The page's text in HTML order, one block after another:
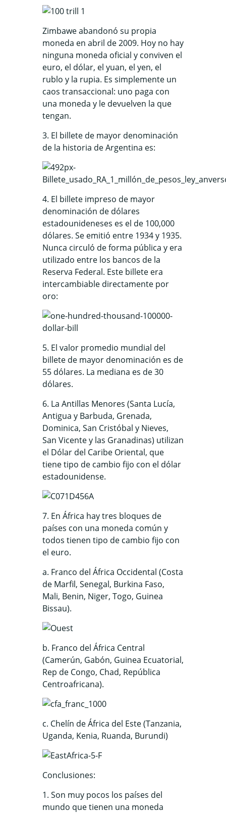
Zimbawe abandonó su propia
moneda en abril de 2009. Hoy no hay
ninguna moneda oficial y conviven el
euro, el dólar, el yuan, el yen, el
rublo y la rupia. Es simplemente un
caos transaccional: uno paga con
una moneda y le devuelven la que
tengan.
3. El billete de mayor denominación
de la historia de Argentina es:
4. El billete impreso de mayor
denominación de dólares
estadounideneses es el de 100,000
dólares. Se emitió entre 1934 y 1935.
Nunca circuló de forma pública y era
utilizado entre los bancos de la
Reserva Federal. Este billete era
intercambiable directamente por
oro:
5. El valor promedio mundial del
billete de mayor denominación es de
55 dólares. La mediana es de 30
dólares.
6. La Antillas Menores (Santa Lucía,
Antigua y Barbuda, Grenada,
Dominica, San Cristóbal y Nieves,
San Vicente y las Granadinas) utilizan
el Dólar del Caribe Oriental, que
tiene tipo de cambio fijo con el dólar
estadounidense.
7. En África hay tres bloques de
países con una moneda común y
todos tienen tipo de cambio fijo con
el euro.
a. Franco del África Occidental (Costa
de Marfil, Senegal, Burkina Faso,
Mali, Benin, Niger, Togo, Guinea
Bissau).
b. Franco del África Central
(Camerún, Gabón, Guinea Ecuatorial,
Rep de Congo, Chad, República
Centroafricana).
c. Chelín de África del Este (Tanzania,
Uganda, Kenia, Ruanda, Burundi)
Conclusiones:
1. Son muy pocos los países del
mundo que tienen una moneda